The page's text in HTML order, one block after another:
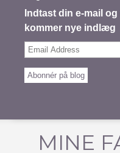
Indtast din e-mail
kommer nye indlæg
Email
Abonnér på blog
MINE